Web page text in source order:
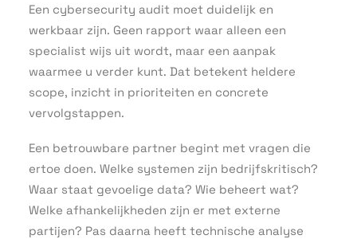
Een cybersecurity audit moet duidelijk en
werkbaar zijn. Geen rapport waar alleen een
specialist wijs uit wordt, maar een aanpak
waarmee u verder kunt. Dat betekent heldere
scope, inzicht in prioriteiten en concrete
vervolgstappen.
Een betrouwbare partner begint met vragen die
ertoe doen. Welke systemen zijn bedrijfskritisch?
Waar staat gevoelige data? Wie beheert wat?
Welke afhankelijkheden zijn er met externe
partijen? Pas daarna heeft technische analyse